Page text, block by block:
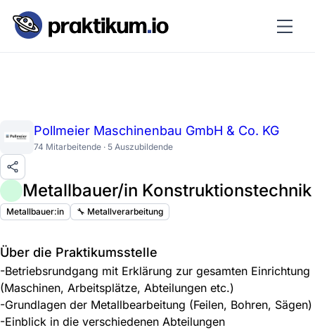
Pollmeier Maschinenbau GmbH & Co. KG
74 Mitarbeitende · 5 Auszubildende
Metallbauer/in Konstruktionstechnik
Metallbauer:in 🔧 Metallverarbeitung
Über die Praktikumsstelle
-Betriebsrundgang mit Erklärung zur gesamten Einrichtung
(Maschinen, Arbeitsplätze, Abteilungen etc.)
-Grundlagen der Metallbearbeitung (Feilen, Bohren, Sägen)
-Einblick in die verschiedenen Abteilungen